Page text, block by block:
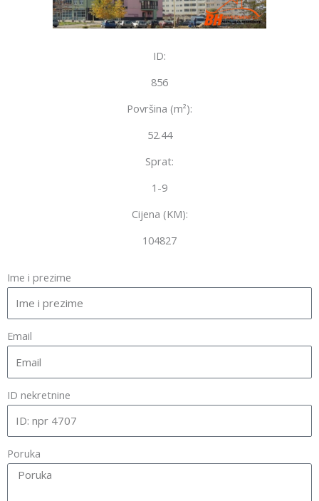
ID:
856
Površina (m²):
52.44
Sprat:
1-9
Cijena (KM):
104827
Ime i prezime
Email
ID nekretnine
Poruka